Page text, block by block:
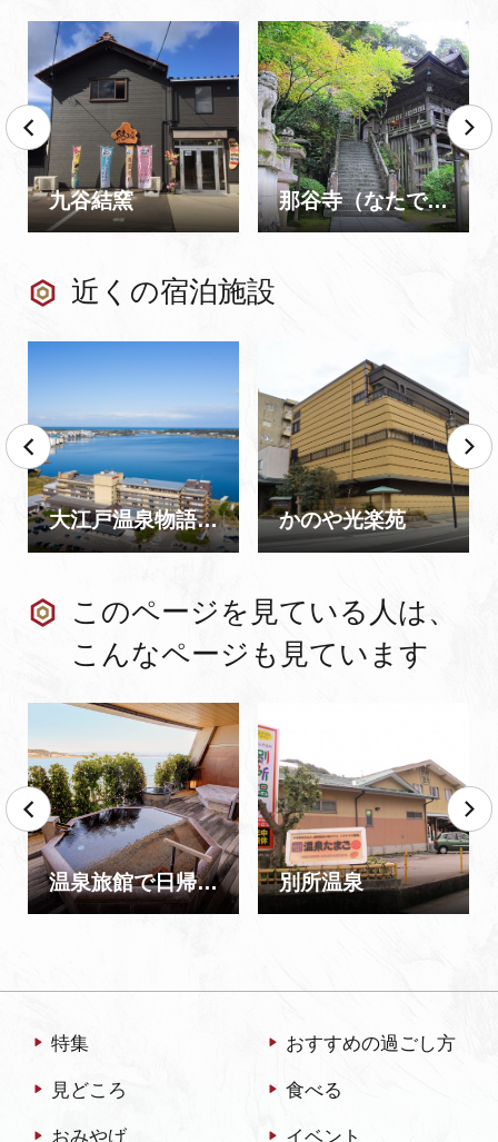
九谷結窯 那谷寺（なたでら）
近くの宿泊施設
大江戸温泉物語 片山津温泉 ながやま かのや光楽苑
このページを見ている人は、
こんなページも見ています
温泉旅館で日帰り入浴を満喫！ 別所温泉
特集 おすすめの過ごし方
見どころ 食べる
おみやげ イベント